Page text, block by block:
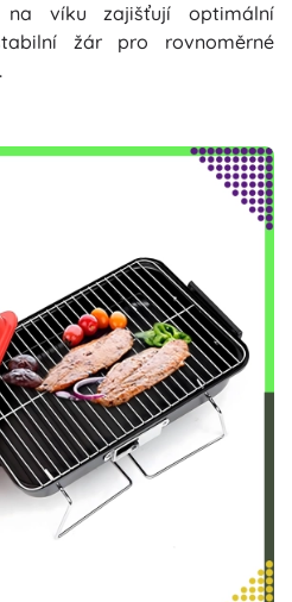
na víku zajišťují optimální
žár pro rovnoměrné